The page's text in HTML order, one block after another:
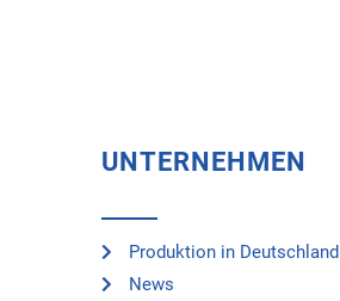
UNTERNEHMEN
Produktion in Deutschland
News